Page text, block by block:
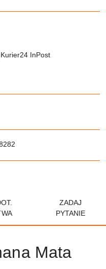
InPost
ZADAJ
PYTANIE
Mata